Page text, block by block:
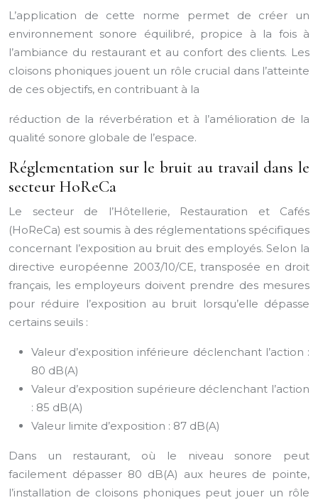
L’application de cette norme permet de créer un
environnement sonore équilibré, propice à la fois à
l’ambiance du restaurant et au confort des clients. Les
cloisons phoniques jouent un rôle crucial dans l’atteinte
de ces objectifs, en contribuant à la
réduction de la réverbération et à l’amélioration de la
qualité sonore globale de l’espace.
Réglementation sur le bruit au travail dans le
secteur HoReCa
Le secteur de l’Hôtellerie, Restauration et Cafés
(HoReCa) est soumis à des réglementations spécifiques
concernant l’exposition au bruit des employés. Selon la
directive européenne 2003/10/CE, transposée en droit
français, les employeurs doivent prendre des mesures
pour réduire l’exposition au bruit lorsqu’elle dépasse
certains seuils :
Valeur d’exposition inférieure déclenchant l’action :
80 dB(A)
Valeur d’exposition supérieure déclenchant l’action
: 85 dB(A)
Valeur limite d’exposition : 87 dB(A)
Dans un restaurant, où le niveau sonore peut
facilement dépasser 80 dB(A) aux heures de pointe,
l’installation de cloisons phoniques peut jouer un rôle